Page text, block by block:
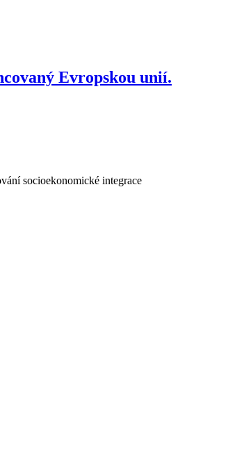
Evropskou unií.
socioekonomické integrace